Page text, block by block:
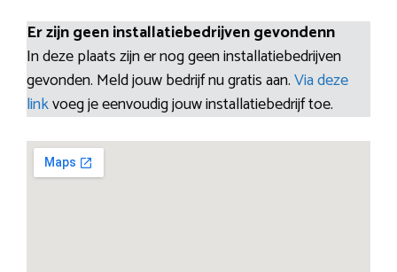
Er zijn geen installatiebedrijven gevondenn
In deze plaats zijn er nog geen installatiebedrijven
gevonden. Meld jouw bedrijf nu gratis aan.Via deze
linkvoeg je eenvoudig jouw installatiebedrijf toe.